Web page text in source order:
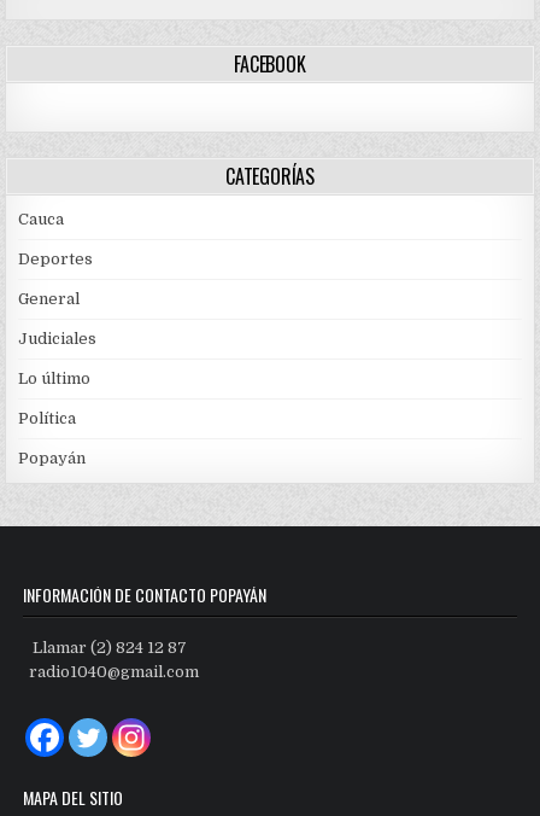
FACEBOOK
CATEGORÍAS
Cauca
Deportes
General
Judiciales
Lo último
Política
Popayán
INFORMACIÓN DE CONTACTO POPAYÁN
Llamar (2) 824 12 87
radio1040@gmail.com
MAPA DEL SITIO